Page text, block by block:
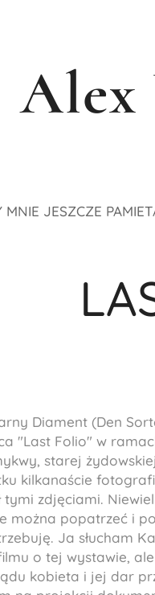
Alex
MNIE JESZCZE
Diament (Den
"Last Folio" w
starej
kilkanaście
tymi zdjęciami.
można popatrzeć i
Ja słucham
o tej wystawie,
kobieta i jej dar